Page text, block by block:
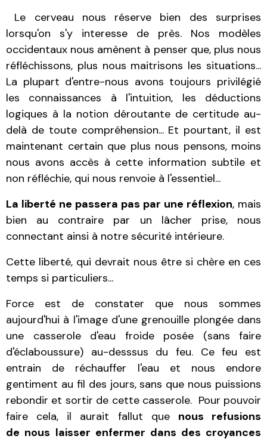
Le cerveau nous réserve bien des surprises
lorsqu'on s'y interesse de près. Nos modèles
occidentaux nous amènent à penser que, plus nous
réfléchissons, plus nous maitrisons les situations...
La plupart d'entre-nous avons toujours privilégié
les connaissances à l'intuition, les déductions
logiques à la notion déroutante de certitude au-
delà de toute compréhension... Et pourtant, il est
maintenant certain que plus nous pensons, moins
nous avons accès à cette information subtile et
non réfléchie, qui nous renvoie à l'essentiel...
La liberté ne passera pas par une réflexion, mais
bien au contraire par un lâcher prise, nous
connectant ainsi à notre sécurité intérieure.
Cette liberté, qui devrait nous être si chère en ces
temps si particuliers...
Force est de constater que nous sommes
aujourd'hui à l'image d'une grenouille plongée dans
une casserole d'eau froide posée (sans faire
d'éclaboussure) au-desssus du feu. Ce feu est
entrain de réchauffer l'eau et nous endore
gentiment au fil des jours, sans que nous puissions
rebondir et sortir de cette casserole. Pour pouvoir
faire cela, il aurait fallut que nous refusions
de nous laisser enfermer dans des croyances